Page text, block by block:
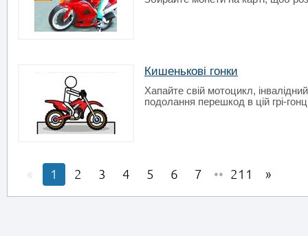
Кишенькові гонки
Хапайте свій мотоцикл,
подолання перешкод в цій грі-
1 2 3 4 5 6 7 •• 211